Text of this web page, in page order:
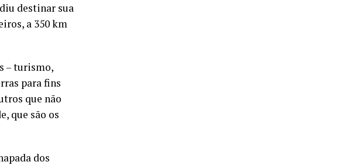
destinar sua
a 350 km
– turismo,
para fins
que não
que são os
dos